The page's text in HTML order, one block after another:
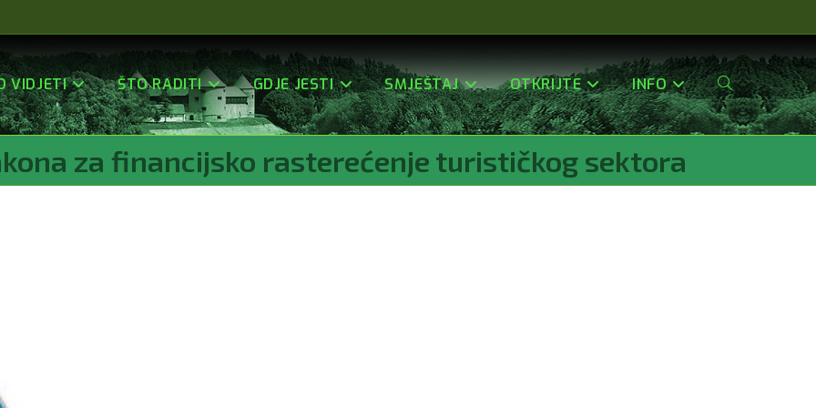
VIDJETI ŠTO RADITI GDJE JESTI SMJEŠTAJ OTKRIJTE INFO Uključi/isključi
za financijsko rasterećenje turističkog sektora